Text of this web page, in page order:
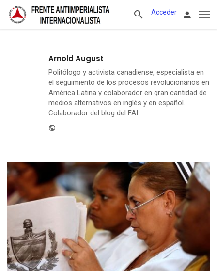
Acceder
Arnold August
Politólogo y activista canadiense, especialista en
el seguimiento de los procesos revolucionarios en
América Latina y colaborador en gran cantidad de
medios alternativos en inglés y en español.
Colaborador del blog del FAI